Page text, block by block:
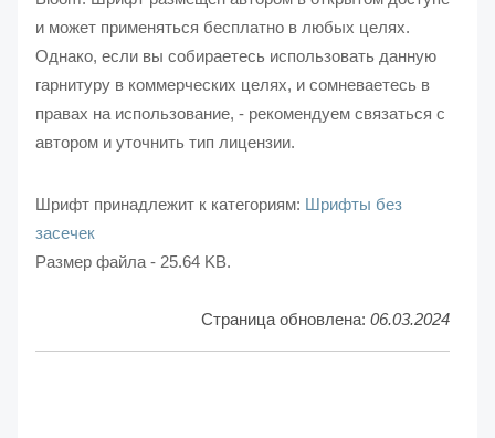
и может применяться бесплатно в любых целях.
Однако, если вы собираетесь использовать данную
гарнитуру в коммерческих целях, и сомневаетесь в
правах на использование, - рекомендуем связаться с
автором и уточнить тип лицензии.
Шрифт принадлежит к категориям: Шрифты без
засечек
Размер файла - 25.64 KB.
Страница обновлена: 06.03.2024